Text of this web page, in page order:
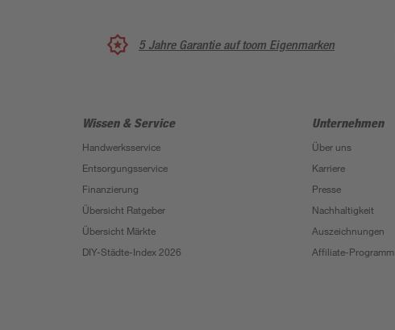
5 Jahre Garantie auf toom Eigenmarken
Wissen & Service
Handwerksservice
Entsorgungsservice
Finanzierung
Übersicht Ratgeber
Übersicht Märkte
DIY-Städte-Index 2026
Unternehmen
Über uns
Karriere
Presse
Nachhaltigkeit
Auszeichnungen
Affiliate-Programm